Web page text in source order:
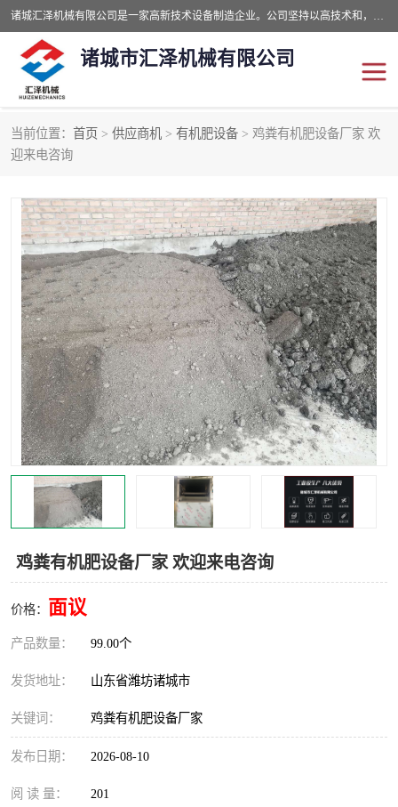
诸城汇泽机械有限公司是一家高新技术设备制造企业。公司坚持以高技术和，高服务于用户，以的环保机械制造设备赢的用户的信赖。现在主要生产死亡畜禽无害化处理和立式和卧式有机肥设备，搅拌机，烘干机，高温发酵机等。污水处理设备，固液分离机。气浮机，化制机等。公司秉承品质，用户至上，科技创新的经营理。
诸城市汇泽机械有限公司
当前位置： 首页 > 供应商机 > 有机肥设备 > 鸡粪有机肥设备厂家 欢
迎来电咨询
鸡粪有机肥设备厂家 欢迎来电咨询
价格： 面议
产品数量： 99.00个
发货地址： 山东省潍坊诸城市
关键词： 鸡粪有机肥设备厂家
发布日期： 2026-08-10
阅 读 量： 201
发酵设备
鸡粪发酵机 有机肥设备
纳米膜好氧发酵堆肥机 粪污烘干酶体机
膜式堆肥机 纳米膜发酵
膜式发酵仓 分子膜堆肥仓
分子膜发酵堆肥设备